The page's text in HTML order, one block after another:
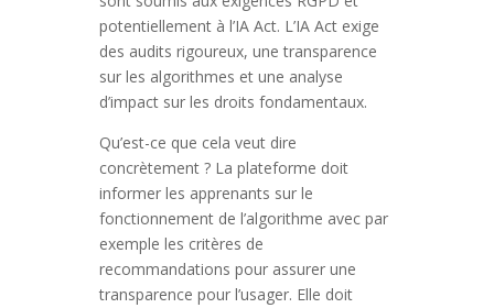
potentiellement à l’IA Act. L’IA Act exige
des audits rigoureux, une transparence
sur les algorithmes et une analyse
d’impact sur les droits fondamentaux.
Qu’est-ce que cela veut dire
concrètement ? La plateforme doit
informer les apprenants sur le
fonctionnement de l’algorithme avec par
exemple les critères de
recommandations pour assurer une
transparence pour l’usager. Elle doit